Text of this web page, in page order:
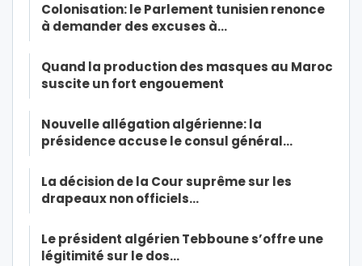
Colonisation: le Parlement tunisien renonce
à demander des excuses à…
Quand la production des masques au Maroc
suscite un fort engouement
Nouvelle allégation algérienne: la
présidence accuse le consul général…
La décision de la Cour suprême sur les
drapeaux non officiels…
Le président algérien Tebboune s’offre une
légitimité sur le dos…